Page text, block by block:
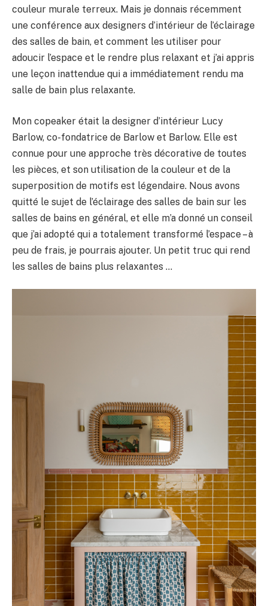
couleur murale terreux. Mais je donnais récemment
une conférence aux designers d’intérieur de l’éclairage
des salles de bain, et comment les utiliser pour
adoucir l’espace et le rendre plus relaxant et j’ai appris
une leçon inattendue qui a immédiatement rendu ma
salle de bain plus relaxante.
Mon copeaker était la designer d’intérieur Lucy
Barlow, co-fondatrice de Barlow et Barlow. Elle est
connue pour une approche très décorative de toutes
les pièces, et son utilisation de la couleur et de la
superposition de motifs est légendaire. Nous avons
quitté le sujet de l’éclairage des salles de bain sur les
salles de bains en général, et elle m’a donné un conseil
que j’ai adopté qui a totalement transformé l’espace – à
peu de frais, je pourrais ajouter. Un petit truc qui rend
les salles de bains plus relaxantes …